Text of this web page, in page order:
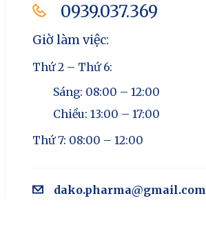
0939.037.369​
Giờ làm việc:
Thứ 2 – Thứ 6:
Sáng: 08:00 – 12:00
Chiều: 13:00 – 17:00
Thứ 7: 08:00 – 12:00
dako.pharma@gmail.com